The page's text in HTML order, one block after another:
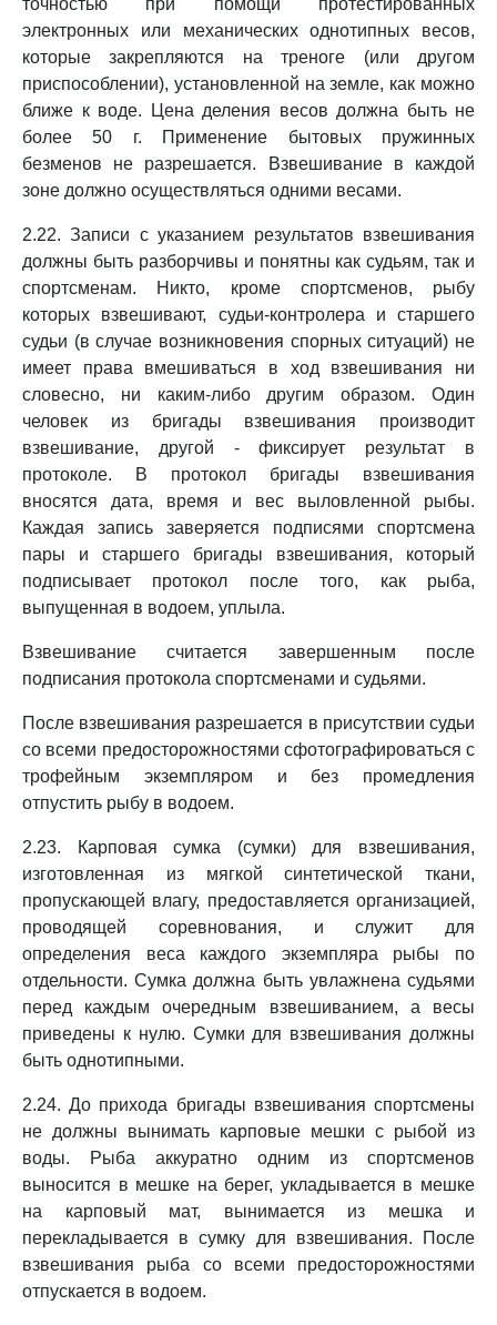
точностью при помощи протестированных
электронных или механических однотипных весов,
которые закрепляются на треноге (или другом
приспособлении), установленной на земле, как можно
ближе к воде. Цена деления весов должна быть не
более 50 г. Применение бытовых пружинных
безменов не разрешается. Взвешивание в каждой
зоне должно осуществляться одними весами.
2.22. Записи с указанием результатов взвешивания
должны быть разборчивы и понятны как судьям, так и
спортсменам. Никто, кроме спортсменов, рыбу
которых взвешивают, судьи-контролера и старшего
судьи (в случае возникновения спорных ситуаций) не
имеет права вмешиваться в ход взвешивания ни
словесно, ни каким-либо другим образом. Один
человек из бригады взвешивания производит
взвешивание, другой - фиксирует результат в
протоколе. В протокол бригады взвешивания
вносятся дата, время и вес выловленной рыбы.
Каждая запись заверяется подписями спортсмена
пары и старшего бригады взвешивания, который
подписывает протокол после того, как рыба,
выпущенная в водоем, уплыла.
Взвешивание считается завершенным после
подписания протокола спортсменами и судьями.
После взвешивания разрешается в присутствии судьи
со всеми предосторожностями сфотографироваться с
трофейным экземпляром и без промедления
отпустить рыбу в водоем.
2.23. Карповая сумка (сумки) для взвешивания,
изготовленная из мягкой синтетической ткани,
пропускающей влагу, предоставляется организацией,
проводящей соревнования, и служит для
определения веса каждого экземпляра рыбы по
отдельности. Сумка должна быть увлажнена судьями
перед каждым очередным взвешиванием, а весы
приведены к нулю. Сумки для взвешивания должны
быть однотипными.
2.24. До прихода бригады взвешивания спортсмены
не должны вынимать карповые мешки с рыбой из
воды. Рыба аккуратно одним из спортсменов
выносится в мешке на берег, укладывается в мешке
на карповый мат, вынимается из мешка и
перекладывается в сумку для взвешивания. После
взвешивания рыба со всеми предосторожностями
отпускается в водоем.